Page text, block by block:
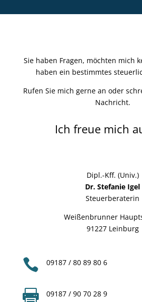
Sie haben Fragen, möchten mich
haben ein bestimmtes
Rufen Sie mich gerne an oder
Nachricht.
Ich freue mich
Dipl.-Kff. (Univ.)
Dr. Stefanie Igel
Steuerberaterin
Weißenbrunner
91227 Leinburg
 09187 / 80 89 80 6
 09187 / 90 70 28 9